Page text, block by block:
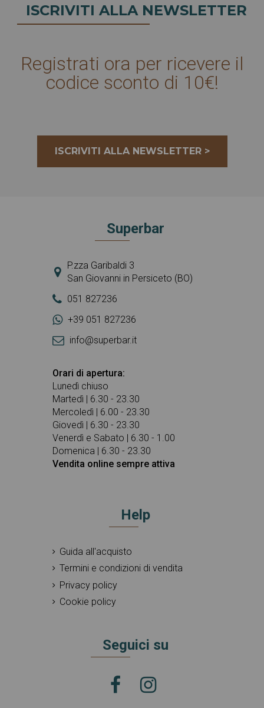
ISCRIVITI ALLA NEWSLETTER
Registrati ora per ricevere il
codice sconto di 10€!
ISCRIVITI ALLA NEWSLETTER >
Superbar
P.zza Garibaldi 3
San Giovanni in Persiceto (BO)
051 827236
+39 051 827236
info@superbar.it
Orari di apertura:
Lunedì chiuso
Martedì | 6.30 - 23.30
Mercoledì | 6.00 - 23.30
Giovedì | 6.30 - 23.30
Venerdì e Sabato | 6.30 - 1.00
Domenica | 6.30 - 23.30
Vendita online sempre attiva
Help
Guida all'acquisto
Termini e condizioni di vendita
Privacy policy
Cookie policy
Seguici su